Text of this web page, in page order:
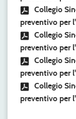
Collegio
preventivo per
Collegio
preventivo per
Collegio
preventivo per
Collegio
preventivo per